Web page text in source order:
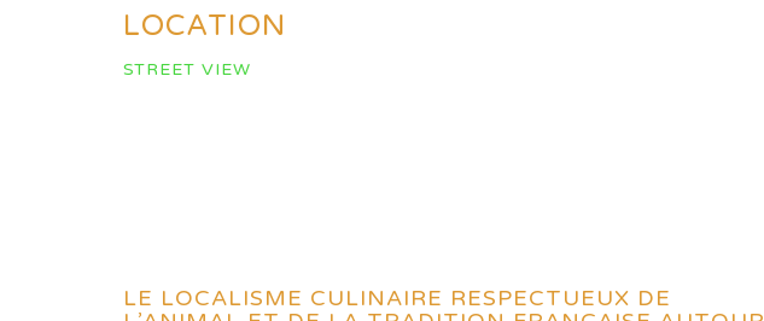
LOCATION
STREET VIEW
LE LOCALISME CULINAIRE RESPECTUEUX DE